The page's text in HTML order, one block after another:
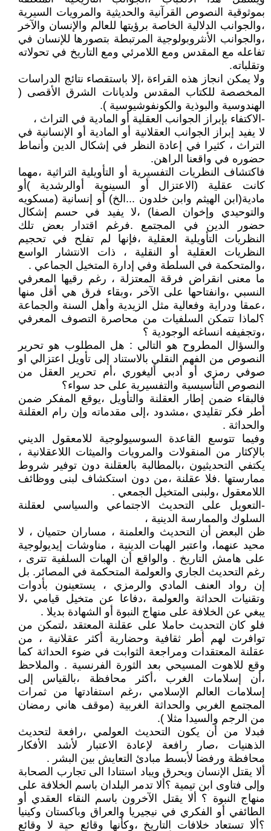
بموثوقية النصوص القرآنية والحديثية والمرويات السيرية
،والجوانب الدلالية الخاصة برؤيتها للعالم والإنسان والآخر
،والجوانب الأنثروبولوجية المرتبطة بتصورها للإنسان في
تفاعله مع المقدس ومع اللامرئي ومع التاريخ في تحولاته
وتقلباته.
ولا يمكن انجاز هذه القراءة ،إلا باستقصاء نتائج الدراسات
المخصصة للكتاب المقدس ولديانات الشرق الأقصى (
الهندوسية والبوذية والكونفوشيوسية ).
-الاكتفاء بإبراز الجوانب العقلية أو المادية في التراث ،
لا يفيد إبراز الجوانب العقلانية أو المادية أو الإنسانية في
التراث ، كثيرا في إعادة النظر في إشكال الدين وأنماط
حضوره في واقعنا الراهن.
فاكتشاف النظريات التفسيرية أو التأويلية التراثية ،مهما
كانت عقلية (الاعتزال أو السينوية أوالرشدية )أو
مادية(ابن الهيثم وابن خلدون ...الخ) أو إنسانية (مسكويه
والتوحيدي وإخوان الصفا) ،لا يفيد في حسم إشكال
حضور الدين في المجتمع .فرغم اقتدار بعض تلك
النظريات التأويلية العقلية ،فإنها لم تفلح في تحجيم
النظريات العقلية أو النقلية ، ذات الانتشار الواسع
،والمتحكمة في السلطة وفي إدارة المتخيل الجماعي .
ما معنى انقراض فرقة المعتزلة ، رغم رقيها المعرفي
النسبي ،وانفتاحها على الآخر ،وبقاء فرق هي أقل منها
،عمقا ودراية وفعالية مثل الزيدية وأهل السنة والجماعة
؟لماذا تتمكن السلفيات من محاصرة التصوف المعرفي
،وتجفيفه انساغه الوجودية ؟
والسؤال المطروح هو التالي : هل المطلوب هو تحرير
النصوص من الفهم النقلي بالاستناد إلى تأويل اعتزالي او
صوفي رمزي أو أدبي أليغوري ،أم تحرير العقل من
النصوص التأسيسية والتفسيرية على حد سواء؟
فالبقاء ضمن إطار العقلنة والتأويل ،يوقع المفكر ضمن
أطر فكر تقليدي ،مشدود ،إلى مقدماته وإن رام العقلنة
والحداثة .
وفيما تتوسع القاعدة السوسيولوجية للامعقول الديني
بالإكثار من المنقولات والمرويات والميثات اللاعقلانية ،
يكتفي التحديثيون ،بالمطالبة بالعقلنة دون توفير شروط
ممارستها .فلا عقلنة ،من دون استكشاف لبنى ووظائف
اللامعقول ،ولبنى المتخيل الجمعي .
-التعويل على التحديث الاجتماعي والسياسي لعقلنة
السلوك والممارسة الدينية ،
ظن البعض أن التحديث والعلمنة ، مساران حتميان ، لا
محيد عنهما، واعتبر الهبات الدينية ، مناوشات إيديولوجية
على هامش التاريخ . والواقع أن الهبات السلفية تترى ،
رغم التحديث الجاري والعولمة المتحكمة في المصائر. بل
إن رواد العنف المادي والرمزي ، يستعينون بأدوات
وتقنيات الحداثة والعولمة ،دفاعا عن متخيل قيامي ،لا
يبغي عن الخلافة على منهاج النبوة أو الشهادة بديلا .
فلو كان التحديث حاملا على عقلنة المعتقد ،لتمكن من
توافرت لهم أطر ثقافية وحضارية أكثر عقلانية ، من
عقلنة المعتقدات ومراجعة الثوابت في ضوء الحداثة كما
وقع للاهوت المسيحي بعد الثورة الفرنسية . والملاحظ
،أن إسلامات الغرب ،أكثر محافظة ،بالقياس إلى
إسلامات العالم الإسلامي ،رغم استفادتها من ثمرات
المجتمع الغربي والحداثة الغربية (موقف هاني رمضان
من الرجم والسيدا مثلا ).
فبدلا من أن يكون التحديث العولمي ،رافعة لتحديث
الذهنيات ،صار رافعة لإعادة الاعتبار لأشد الأفكار
محافظة ورفضا لأبسط مبادئ التعايش بين البشر .
ألا يقتل الإنسان ويحرق ويباد استنادا الى تجارب الصحابة
وإلى فتاوى ابن تيمية ؟ألا تدمر البلدان باسم الخلافة على
منهاج النبوة ؟ ألا يقتل الآخرون باسم النقاء العقدي أو
الطائفي أو الفكري في نيجيريا والعراق وباكستان وكينيا
؟ألا تستعاد خلافات التاريخ ،وكأنها وقائع حية لا وقائع